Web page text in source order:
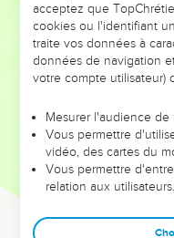
DE
ET SI LEURS
leur foi ou leur vision.
et les saisons difficiles
sont elles
Dans cette conférence,
clés pour avancer avec
acceptez que
cookies ou l'identifiant
traite vos données à
données de navigation
votre compte utilisateur)
Mesurer l'audience de
Vous permettre
vidéo, des cartes du
Vous permettre
relation aux utilisateurs.